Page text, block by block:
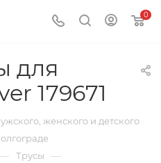
0
для
179671
женского и детского
Трусы —